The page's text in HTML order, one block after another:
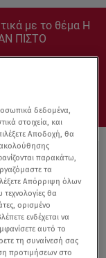
με το θέμα Η
ΠΙΣΤΟ
δεδομένα,
στοιχεία, και
Αποδοχή, θα
παρακάτω,
τα
Απόρριψη όλων
θα
ορισμένο
ενδέχεται να
αυτό το
τη συναίνεσή σας
προτιμήσεων στο